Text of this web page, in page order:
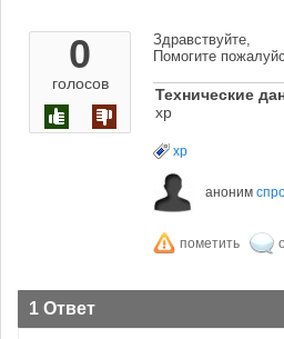
0
голосов
Здравствуйте,
Помогите
Технические
xp
xp
аноним
1 Ответ